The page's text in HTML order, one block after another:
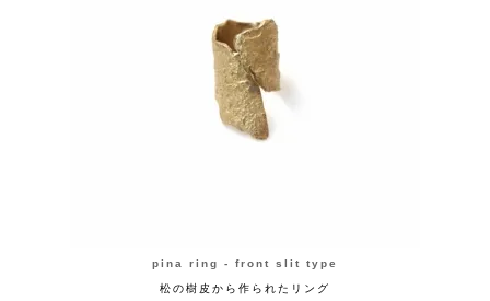
pina ring - front slit type
松の樹皮から作られたリング